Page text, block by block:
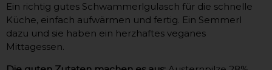
Ein richtig gutes Schwammerlgulasch für die schnelle
Küche, einfach aufwärmen und fertig. Ein Semmerl
dazu und sie haben ein herzhaftes veganes
Mittagessen.